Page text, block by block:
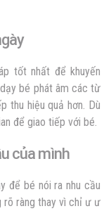
tốt nhất để khuyến
bé phát âm các từ
thu hiệu quả hơn. Dù
để giao tiếp với bé.
của mình
để bé nói ra nhu cầu
rõ ràng thay vì chỉ ư ư